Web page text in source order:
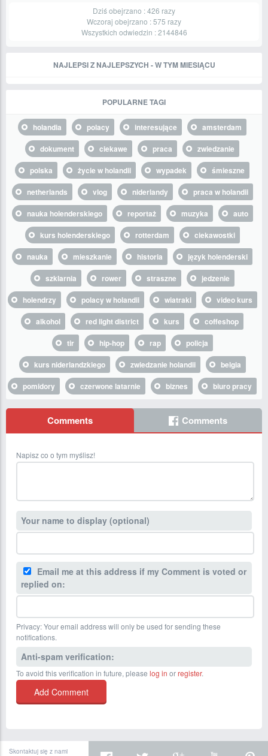
Dziś obejrzano :426 razy
Wczoraj obejrzano :575 razy
Wszystkich odwiedzin :2144846
NAJLEPSI Z NAJLEPSZYCH - W TYM MIESIĄCU
POPULARNE TAGI
holandia polacy interesujące
amsterdam
dokument
ciekawe praca
zwiedzanie
polska
życie w holandii wypadek
śmieszne
netherlands
vlog niderlandy
praca w holandii
nauka holenderskiego
reportaż muzyka
auto
kurs holenderskiego
rotterdam
ciekawostki
nauka
mieszkanie historia
język holenderski
szklarnia
rower straszne
jedzenie
holendrzy
polacy w holandii wiatraki
video kurs
alkohol
red light district kurs
coffeshop
tir
hip-hop rap
policja
kurs niderlandzkiego
zwiedzanie holandii
belgia
pomidory
czerwone latarnie biznes biuro pracy
Comments Comments
Napisz co o tym myślisz!
Your name to display (optional)
Email me at this address if my Comment is voted or
replied on:
Privacy: Your email address will only be used for sending these
notifications.
Anti-spam verification:
To avoid this verification in future, please log in orregister.
Skontaktuj się z nami